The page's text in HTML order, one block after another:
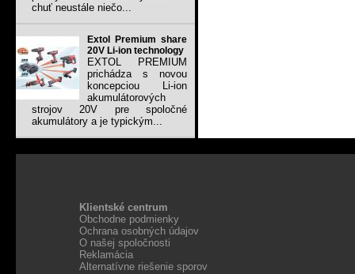
chuť neustále niečo...
Extol Premium share
20V Li-ion technology
EXTOL PREMIUM
prichádza s novou
koncepciou Li-ion
akumulátorových
strojov 20V pre spoločné
akumulátory a je typickým...
Klientské centrum
Obchodne podmienky
Ochrana osobných údajov
O našej spoločnosti
Reklamácia
Alternatívne riešenie sporov